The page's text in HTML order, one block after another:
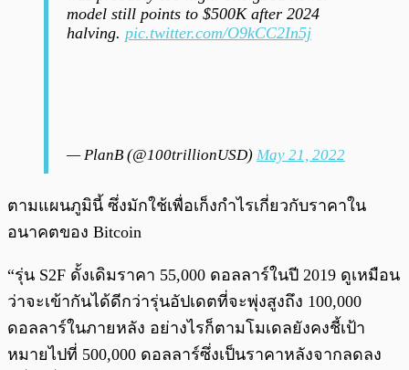
model still points to $500K after 2024
halving. pic.twitter.com/O9kCC2In5j
— PlanB (@100trillionUSD) May 21, 2022
ตามแผนภูมินี้ ซึ่งมักใช้เพื่อเก็งกำไรเกี่ยวกับราคาใน
อนาคตของ Bitcoin
“รุ่น S2F ดั้งเดิมราคา 55,000 ดอลลาร์ในปี 2019 ดูเหมือน
ว่าจะเข้ากันได้ดีกว่ารุ่นอัปเดตที่จะพุ่งสูงถึง 100,000
ดอลลาร์ในภายหลัง อย่างไรก็ตามโมเดลยังคงชี้เป้า
หมายไปที่ 500,000 ดอลลาร์ซึ่งเป็นราคาหลังจากลดลง